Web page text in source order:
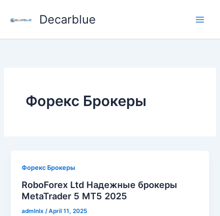
Decarblue
Форекс Брокеры
Форекс Брокеры
RoboForex Ltd Надежные брокеры
MetaTrader 5 MT5 2025
admlnlx /April 11, 2025